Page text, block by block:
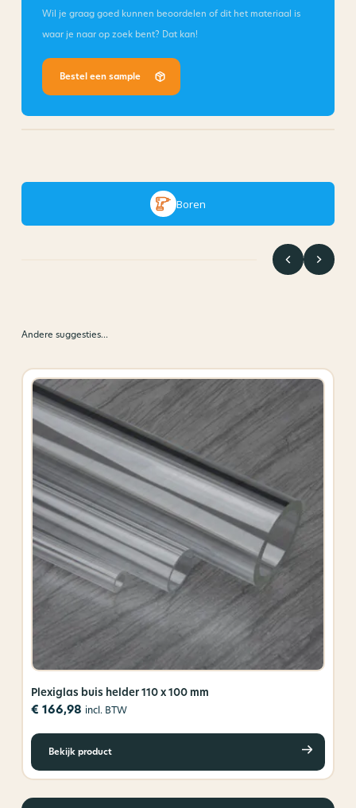
Wil je graag goed kunnen beoordelen of dit het materiaal is
waar je naar op zoek bent? Dat kan!
Bestel een sample
Boren
Andere suggesties…
Plexiglas buis helder 110 x 100 mm
€ 166,98 incl. BTW
Bekijk product